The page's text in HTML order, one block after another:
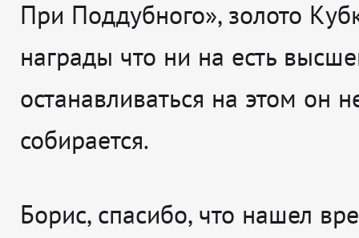
При Поддубного», золото
награды что ни на есть
останавливаться на этом он
собирается.
Борис, спасибо, что нашел